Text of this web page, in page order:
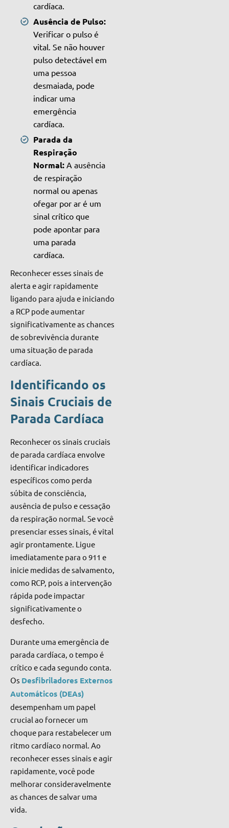
cardíaca.
Ausência de Pulso:
Verificar o pulso é
vital. Se não houver
pulso detectável em
uma pessoa
desmaiada, pode
indicar uma
emergência
cardíaca.
Parada da
Respiração
Normal: A ausência
de respiração
normal ou apenas
ofegar por ar é um
sinal crítico que
pode apontar para
uma parada
cardíaca.
Reconhecer esses sinais de
alerta e agir rapidamente
ligando para ajuda e iniciando
a RCP pode aumentar
significativamente as chances
de sobrevivência durante
uma situação de parada
cardíaca.
Identificando os
Sinais Cruciais de
Parada Cardíaca
Reconhecer os sinais cruciais
de parada cardíaca envolve
identificar indicadores
específicos como perda
súbita de consciência,
ausência de pulso e cessação
da respiração normal. Se você
presenciar esses sinais, é vital
agir prontamente. Ligue
imediatamente para o 911 e
inicie medidas de salvamento,
como RCP, pois a intervenção
rápida pode impactar
significativamente o
desfecho.
Durante uma emergência de
parada cardíaca, o tempo é
crítico e cada segundo conta.
Os Desfibriladores Externos
Automáticos (DEAs)
desempenham um papel
crucial ao fornecer um
choque para restabelecer um
ritmo cardíaco normal. Ao
reconhecer esses sinais e agir
rapidamente, você pode
melhorar consideravelmente
as chances de salvar uma
vida.